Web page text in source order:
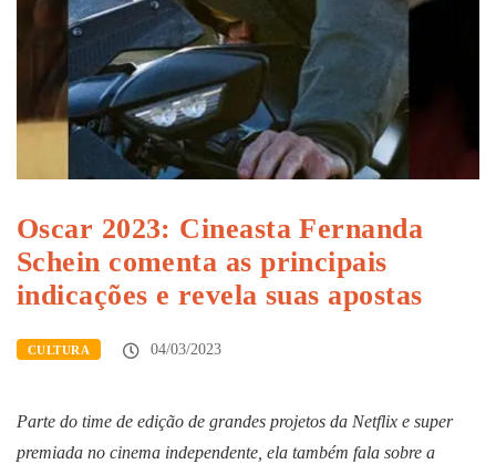
Oscar 2023: Cineasta Fernanda
Schein comenta as principais
indicações e revela suas apostas
CULTURA 04/03/2023
Parte do time de edição de grandes projetos da Netflix e super
premiada no cinema independente, ela também fala sobre a